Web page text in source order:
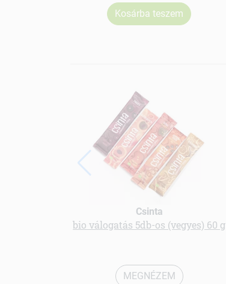
Kosárba teszem
Csinta
bio válogatás 5db-os (vegyes) 60 g
MEGNÉZEM